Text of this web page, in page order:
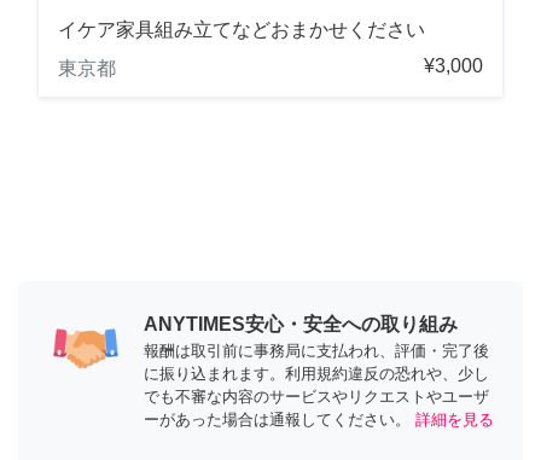
イケア家具組み立てなどおまかせください
東京都
¥3,000
ANYTIMES安心・安全への取り組み
報酬は取引前に事務局に支払われ、評価・完了後
に振り込まれます。利用規約違反の恐れや、少し
でも不審な内容のサービスやリクエストやユーザ
ーがあった場合は通報してください。
詳細を見る